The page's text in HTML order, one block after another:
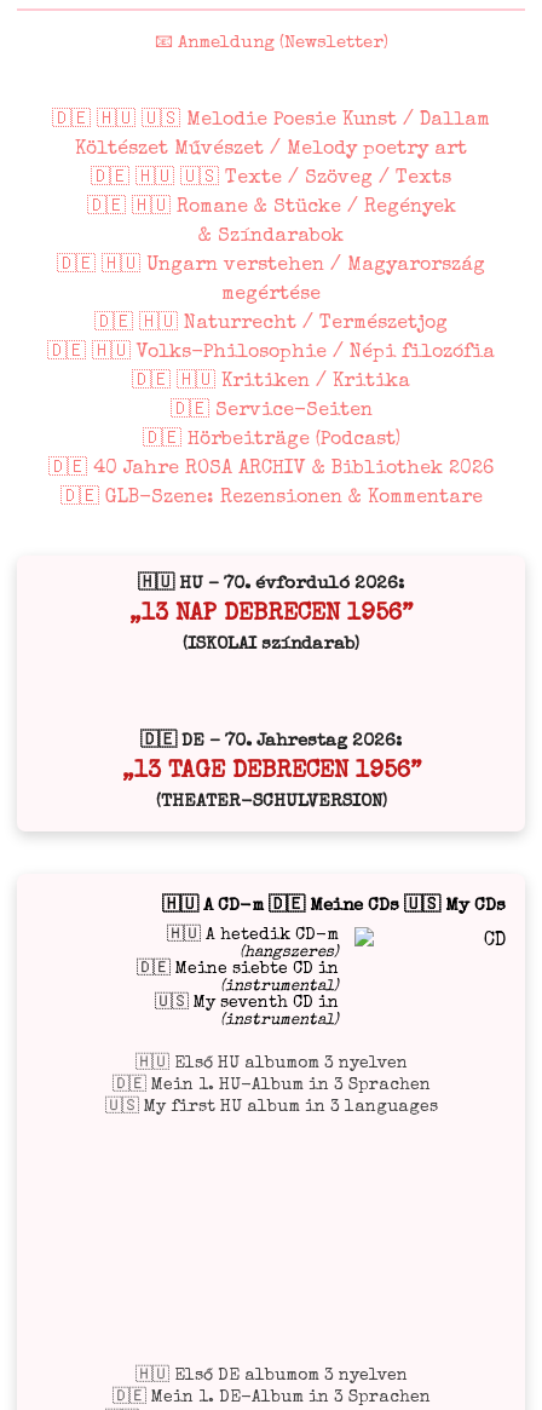
📧 Anmeldung (Newsletter)
🇩🇪 🇭🇺 🇺🇸 Melodie Poesie Kunst / Dallam
Költészet Művészet / Melody poetry art
🇩🇪 🇭🇺 🇺🇸 Texte / Szöveg / Texts
🇩🇪 🇭🇺 Romane & Stücke / Regények
& Színdarabok
🇩🇪 🇭🇺 Ungarn verstehen / Magyarország
megértése
🇩🇪 🇭🇺 Naturrecht / Természetjog
🇩🇪 🇭🇺 Volks-Philosophie / Népi filozófia
🇩🇪 🇭🇺 Kritiken / Kritika
🇩🇪 Service-Seiten
🇩🇪 Hörbeiträge (Podcast)
🇩🇪 40 Jahre ROSA ARCHIV & Bibliothek 2026
🇩🇪 GLB-Szene: Rezensionen & Kommentare
🇭🇺 HU – 70. évforduló 2026:
„13 NAP DEBRECEN 1956”
(ISKOLAI színdarab)
🇩🇪 DE – 70. Jahrestag 2026:
„13 TAGE DEBRECEN 1956”
(THEATER-SCHULVERSION)
🇭🇺 A CD-m 🇩🇪 Meine CDs 🇺🇸 My CDs
🇭🇺 A hetedik CD-m
(hangszeres)
🇩🇪 Meine siebte CD in
(instrumental)
🇺🇸 My seventh CD in
(instrumental)
🇭🇺 Első HU albumom 3 nyelven
🇩🇪 Mein 1. HU-Album in 3 Sprachen
🇺🇸 My first HU album in 3 languages
🇭🇺 Első DE albumom 3 nyelven
🇩🇪 Mein 1. DE-Album in 3 Sprachen